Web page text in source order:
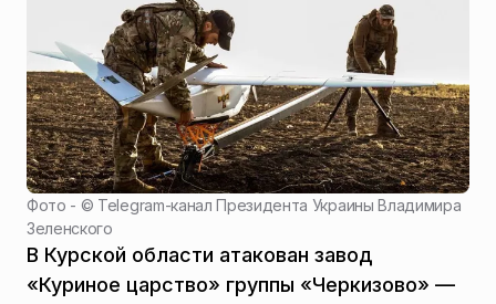
Фото - © Telegram-канал Президента Украины Владимира
Зеленского
В Курской области атакован завод
«Куриное царство» группы «Черкизово» —